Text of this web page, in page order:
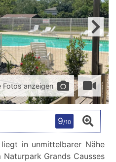
Fotos anzeigen
9/10
in unmittelbarer Nähe
Grands Causses